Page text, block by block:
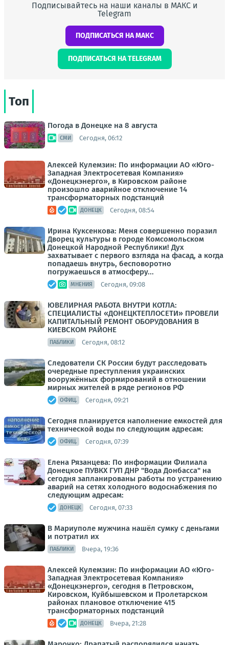
Подписывайтесь на наши каналы в МАКС и
Telegram
ПОДПИСАТЬСЯ НА МАКС
ПОДПИСАТЬСЯ НА TELEGRAM
Топ
Погода в Донецке на 8 августа
СМИ Сегодня, 06:12
Алексей Кулемзин: По информации АО «Юго-
Западная Электросетевая Компания»
«Донецкэнерго», в Кировском районе
произошло аварийное отключение 14
трансформаторных подстанций
ДОНЕЦК Сегодня, 08:54
Ирина Куксенкова: Меня совершенно поразил
Дворец культуры в городе Комсомольском
Донецкой Народной Республики! Дух
захватывает с первого взгляда на фасад, а когда
попадаешь внутрь, бесповоротно
погружаешься в атмосферу...
МНЕНИЯ Сегодня, 09:08
ЮВЕЛИРНАЯ РАБОТА ВНУТРИ КОТЛА:
СПЕЦИАЛИСТЫ «ДОНЕЦКТЕПЛОСЕТИ» ПРОВЕЛИ
КАПИТАЛЬНЫЙ РЕМОНТ ОБОРУДОВАНИЯ В
КИЕВСКОМ РАЙОНЕ
ПАБЛИКИ Сегодня, 08:12
Следователи СК России будут расследовать
очередные преступления украинских
вооружённых формирований в отношении
мирных жителей в ряде регионов РФ
ОФИЦ. Сегодня, 09:21
Сегодня планируется наполнение емкостей для
технической воды по следующим адресам:
ОФИЦ. Сегодня, 07:39
Елена Рязанцева: По информации Филиала
Донецкое ПУВКХ ГУП ДНР "Вода Донбасса" на
сегодня запланированы работы по устранению
аварий на сетях холодного водоснабжения по
следующим адресам:
ДОНЕЦК Сегодня, 07:33
В Мариуполе мужчина нашёл сумку с деньгами
и потратил их
ПАБЛИКИ Вчера, 19:36
Алексей Кулемзин: По информации АО «Юго-
Западная Электросетевая Компания»
«Донецкэнерго», сегодня в Петровском,
Кировском, Куйбышевском и Пролетарском
районах плановое отключение 415
трансформаторных подстанций
ДОНЕЦК Вчера, 21:28